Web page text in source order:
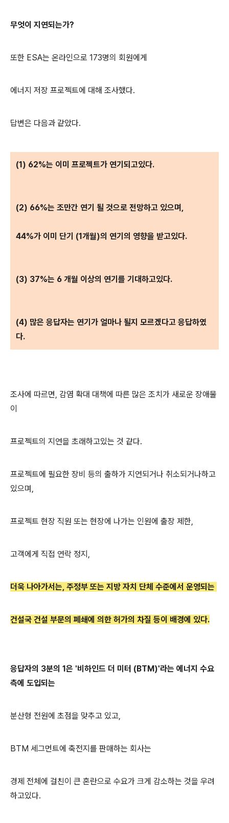
무엇이 지연되는가?
또한 ESA는 온라인으로 173명의 회원에게
에너지 저장 프로젝트에 대해 조사했다.
답변은 다음과 같았다.
(1) 62%는 이미 프로젝트가 연기되고있다.
(2) 66%는 조만간 연기 될 것으로 전망하고 있으며,
44%가 이미 단기 (1개월)의 연기의 영향을 받고있다.
(3) 37%는 6 개월 이상의 연기를 기대하고있다.
(4) 많은 응답자는 연기가 얼마나 될지 모르겠다고 응답하였
다.
조사에 따르면, 감염 확대 대책에 따른 많은 조치가 새로운 장애물
이
프로젝트의 지연을 초래하고있는 것 같다.
프로젝트에 필요한 장비 등의 출하가 지연되거나 취소되거나하고
있으며,
프로젝트 현장 직원 또는 현장에 나가는 인원에 출장 제한,
고객에게 직접 연락 정지,
더욱 나아가서는, 주정부 또는 지방 자치 단체 수준에서 운영되는
건설국 건설 부문의 폐쇄에 의한 허가의 차질 등이 배경에 있다.
응답자의 3분의 1은 '비하인드 더 미터 (BTM)'라는 에너지 수요
측에 도입되는
분산형 전원에 초점을 맞추고 있고,
BTM 세그먼트에 축전지를 판매하는 회사는
경제 전체에 걸친이 큰 혼란으로 수요가 크게 감소하는 것을 우려
하고있다.